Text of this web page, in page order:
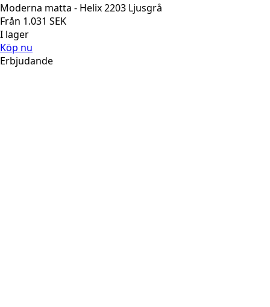
Moderna matta - Helix 2203 Ljusgrå
Från 1.031 SEK
I lager
Köp nu
Erbjudande